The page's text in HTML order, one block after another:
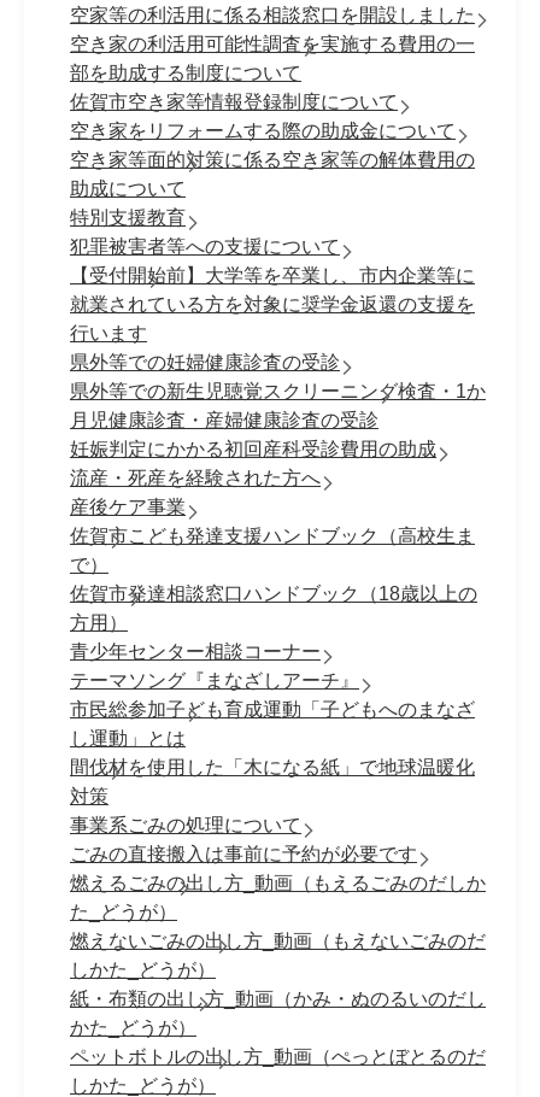
空家等の利活用に係る相談窓口を開設しました
空き家の利活用可能性調査を実施する費用の一
部を助成する制度について
佐賀市空き家等情報登録制度について
空き家をリフォームする際の助成金について
空き家等面的対策に係る空き家等の解体費用の
助成について
特別支援教育
犯罪被害者等への支援について
【受付開始前】大学等を卒業し、市内企業等に
就業されている方を対象に奨学金返還の支援を
行います
県外等での妊婦健康診査の受診
県外等での新生児聴覚スクリーニング検査・1か
月児健康診査・産婦健康診査の受診
妊娠判定にかかる初回産科受診費用の助成
流産・死産を経験された方へ
産後ケア事業
佐賀市こども発達支援ハンドブック（高校生ま
で）
佐賀市発達相談窓口ハンドブック（18歳以上の
方用）
青少年センター相談コーナー
テーマソング『まなざしアーチ』
市民総参加子ども育成運動「子どもへのまなざ
し運動」とは
間伐材を使用した「木になる紙」で地球温暖化
対策
事業系ごみの処理について
ごみの直接搬入は事前に予約が必要です
燃えるごみの出し方_動画（もえるごみのだしか
た_どうが）
燃えないごみの出し方_動画（もえないごみのだ
しかた_どうが）
紙・布類の出し方_動画（かみ・ぬのるいのだし
かた_どうが）
ペットボトルの出し方_動画（ぺっとぼとるのだ
しかた_どうが）